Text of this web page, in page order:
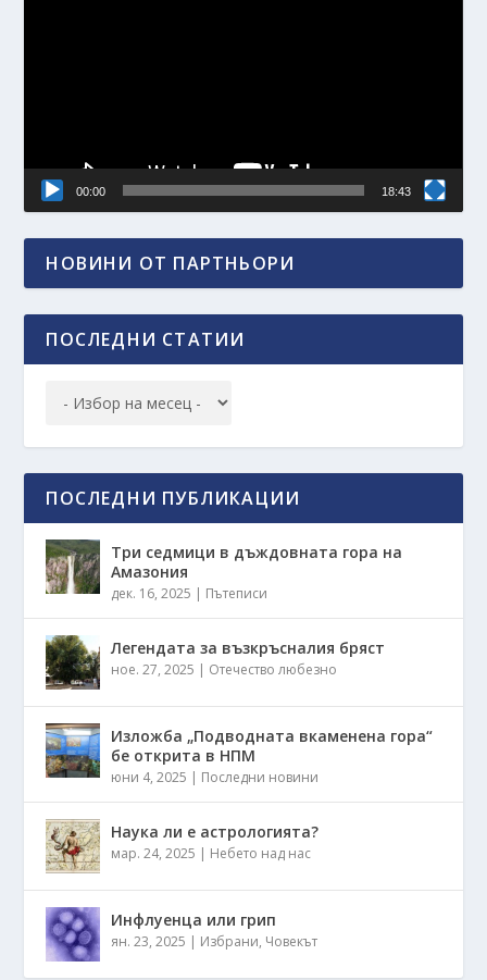
00:00 18:43
НОВИНИ ОТ ПАРТНЬОРИ
ПОСЛЕДНИ СТАТИИ
ПОСЛЕДНИ ПУБЛИКАЦИИ
Три седмици в дъждовната гора на
Амазония
дек. 16, 2025 | Пътеписи
Легендата за възкръсналия бряст
ное. 27, 2025 | Отечество любезно
Изложба „Подводната вкаменена гора“
бе открита в НПМ
юни 4, 2025 | Последни новини
Наука ли е астрологията?
мар. 24, 2025 | Небето над нас
Инфлуенца или грип
ян. 23, 2025 | Избрани, Човекът